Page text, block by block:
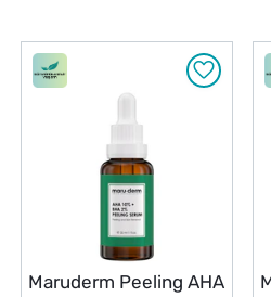
Maruderm Peeling AHA